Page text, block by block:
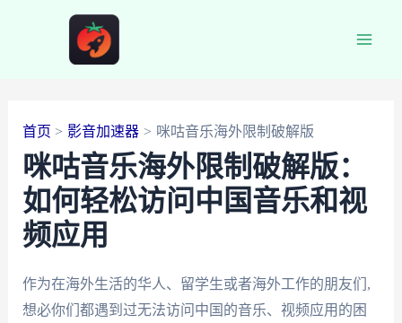
首页 影音加速器 咪咕音乐海外限制破解版
咪咕音乐海外限制破解版：
如何轻松访问中国音乐和视
频应用
作为在海外生活的华人、留学生或者海外工作的朋友们,
想必你们都遇到过无法访问中国的音乐、视频应用的困